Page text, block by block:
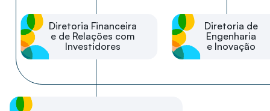
Diretoria Financeira
e de Relações com
Investidores
Diretoria de
Engenharia
e Inovação